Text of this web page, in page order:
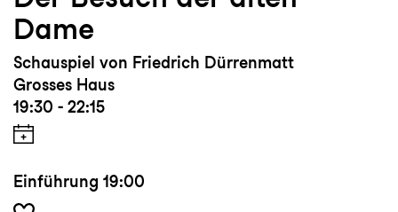
Dame
Schauspiel von Friedrich Dürrenmatt
Grosses Haus
19:30 - 22:15
Einführung 19:00